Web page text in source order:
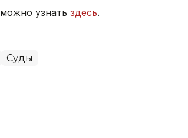
узнать здесь.
Суды